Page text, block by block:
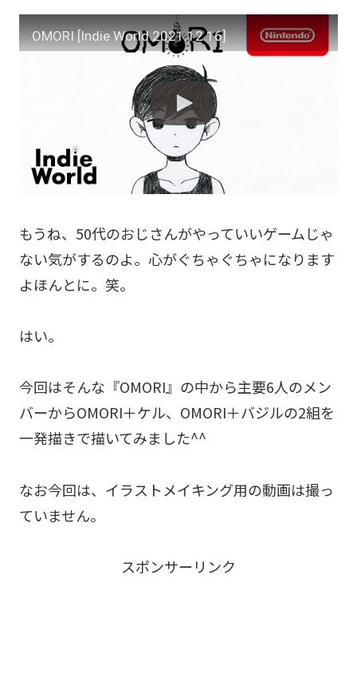
OMORI [Indie World 2021.12.16]
もうね、50代のおじさんがやっていいゲームじゃ
ない気がするのよ。心がぐちゃぐちゃになります
よほんとに。笑。
はい。
今回はそんな『OMORI』の中から主要6人のメン
バーからOMORI＋ケル、OMORI＋バジルの2組を
一発描きで描いてみました^^
なお今回は、イラストメイキング用の動画は撮っ
ていません。
スポンサーリンク